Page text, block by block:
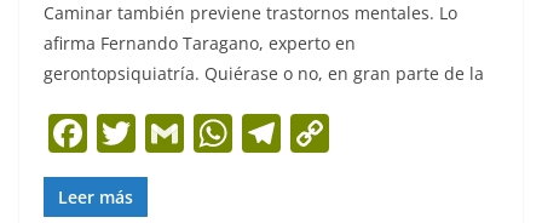
Caminar también previene trastornos mentales. Lo
afirma Fernando Taragano, experto en
gerontopsiquiatría. Quiérase o no, en gran parte de la
F
a
c
T
w
itt
G W T
Leer más